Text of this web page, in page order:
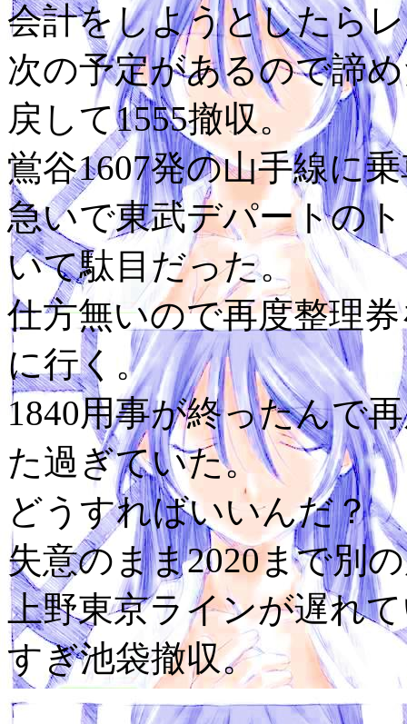
会計をしようとしたら
次の予定があるので諦
戻して1555撤収。
鴬谷1607発の山手線に
急いで東武デパートの
いて駄目だった。
仕方無いので再度整理
に行く。
1840用事が終ったんで
た過ぎていた。
どうすればいいんだ？
失意のまま2020まで別
上野東京ラインが遅れ
すぎ池袋撤収。